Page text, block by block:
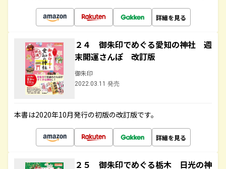
詳細を見る
２４ 御朱印でめぐる愛知の神社 週
末開運さんぽ 改訂版
御朱印
2022.03.11 発売
本書は2020年10月発行の初版の改訂版です。
詳細を見る
２５ 御朱印でめぐる栃木 日光の神